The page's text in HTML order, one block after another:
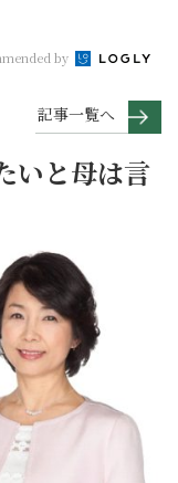
by
記事一覧へ
いと母は言